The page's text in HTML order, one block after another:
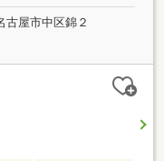
古屋市中区錦２